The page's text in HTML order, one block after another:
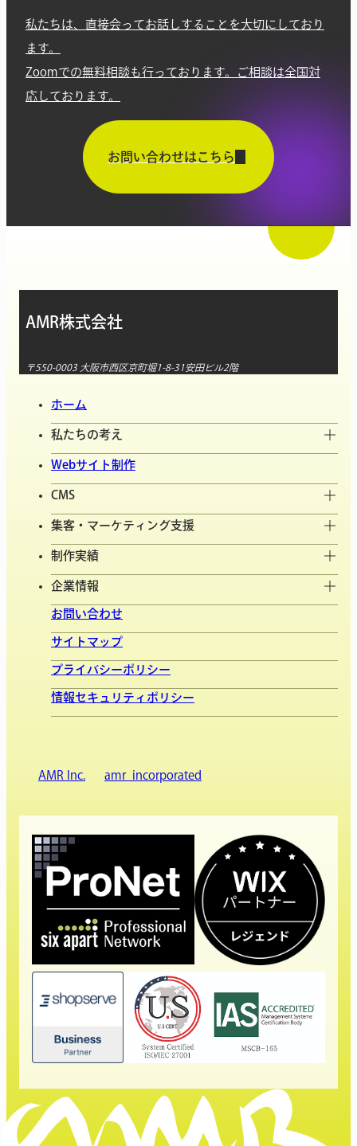
私たちは、直接会ってお話しすることを大切にしており
ます。
Zoomでの無料相談も行っております。ご相談は全国対
応しております。
お問い合わせはこちら
AMR株式会社
〒550-0003 大阪市西区京町堀1-8-31安田ビル2階
ホーム
私たちの考え
Webサイト制作
CMS
集客・マーケティング支援
制作実績
企業情報
お問い合わせ
サイトマップ
プライバシーポリシー
情報セキュリティポリシー
AMR Inc. amr_incorporated